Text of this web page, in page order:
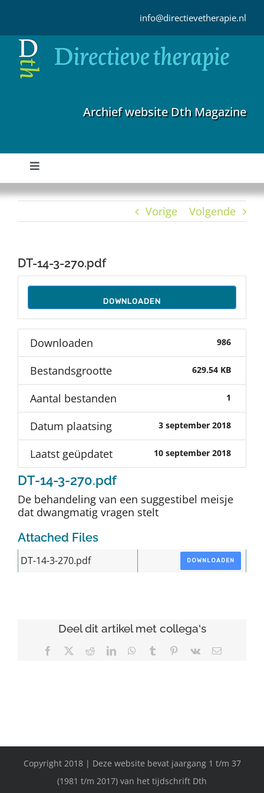
inhoud
info@directievetherapie.nl
Archief website Dth Magazine
Toggle
Navigation
Home
Auteurs
Over Dth
Contact
Vorige Volgende
DT-14-3-270.pdf
DOWNLOADEN
Downloaden 986
Bestandsgrootte 629.54 KB
Aantal bestanden 1
Datum plaatsing 3 september 2018
Laatst geüpdatet 10 september 2018
DT-14-3-270.pdf
De behandeling van een suggestibel meisje
dat dwangmatig vragen stelt
Attached Files
DT-14-3-270.pdf DOWNLOADEN
Deel dit artikel met collega's
Facebook RedditLinkedInWhatsApp
Tumblr Pinterest
Vk
E-
Copyright 2018 | Deze website bevat jaargang 1 t/m 37
(1981 t/m 2017) van het tijdschrift Dth